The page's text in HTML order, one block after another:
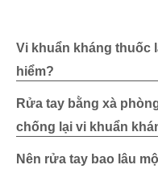
Vi khuẩn kháng thuốc
hiểm?
Rửa tay bằng xà
chống lại vi khuẩn
Nên rửa tay bao lâu